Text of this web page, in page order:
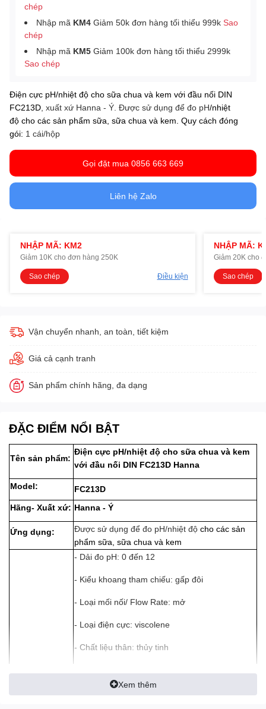
chép
Nhập mã KM4 Giảm 50k đơn hàng tối thiểu 999k Sao
chép
Nhập mã KM5 Giảm 100k đơn hàng tối thiểu 2999k
Sao chép
Điện cực pH/nhiệt độ cho sữa chua và kem với đầu nối DIN
FC213D , xuất xứ Hanna - Ý. Được sử dụng để đo pH/nhiệt
độ cho các sản phẩm sữa, sữa chua và kem. Quy cách đóng
gói: 1 cái/hộp
Gọi đặt mua 0856 663 669
Liên hệ Zalo
NHẬP MÃ: KM2
Giảm 10K cho đơn hàng 250K
Sao chép Điều kiện
NHẬP MÃ:
Giảm 20K cho
Sao chép
Vận chuyển nhanh, an toàn, tiết kiệm
Giá cả cạnh tranh
Sản phẩm chính hãng, đa dạng
ĐẶC ĐIỂM NỔI BẬT
Tên sản phẩm:
Điện cực pH/nhiệt độ cho sữa chua và kem
với đầu nối DIN FC213D Hanna
Model:
FC213D
Hãng- Xuất xứ: Hanna - Ý
Ứng dụng: Được sử dụng để đo pH/nhiệt độ cho các sản
phẩm sữa, sữa chua và kem
- Dải đo pH: 0 đến 12
- Kiểu khoang tham chiếu: gấp đôi
- Loại mối nối/ Flow Rate: mở
- Loại điện cực: viscolene
- Chất liệu thân: thủy tinh
Xem thêm